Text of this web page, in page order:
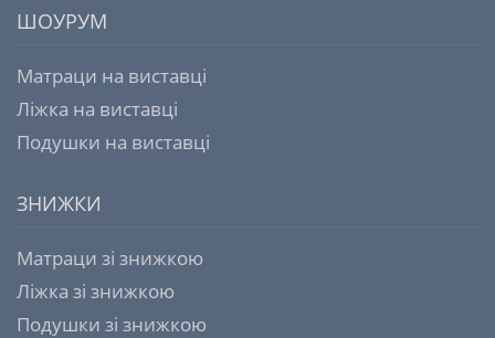
ШОУРУМ
Матраци на виставці
Ліжка на виставці
Подушки на виставці
ЗНИЖКИ
Матраци зі знижкою
Ліжка зі знижкою
Подушки зі знижкою